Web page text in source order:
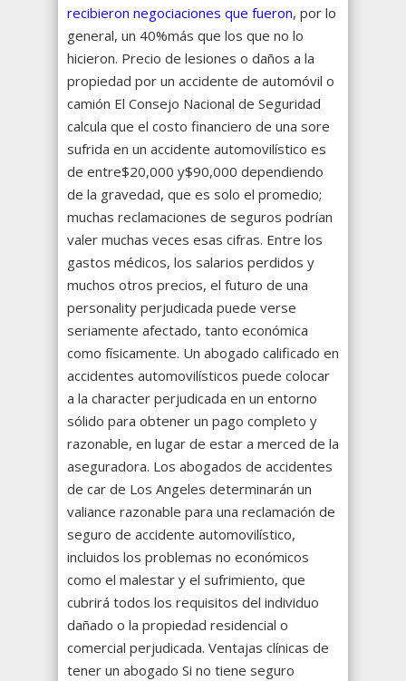
recibieron negociaciones que fueron, por lo
general, un 40%más que los que no lo
hicieron. Precio de lesiones o daños a la
propiedad por un accidente de automóvil o
camión El Consejo Nacional de Seguridad
calcula que el costo financiero de una sore
sufrida en un accidente automovilístico es
de entre$20,000 y$90,000 dependiendo
de la gravedad, que es solo el promedio;
muchas reclamaciones de seguros podrían
valer muchas veces esas cifras. Entre los
gastos médicos, los salarios perdidos y
muchos otros precios, el futuro de una
personality perjudicada puede verse
seriamente afectado, tanto económica
como físicamente. Un abogado calificado en
accidentes automovilísticos puede colocar
a la character perjudicada en un entorno
sólido para obtener un pago completo y
razonable, en lugar de estar a merced de la
aseguradora. Los abogados de accidentes
de car de Los Angeles determinarán un
valiance razonable para una reclamación de
seguro de accidente automovilístico,
incluidos los problemas no económicos
como el malestar y el sufrimiento, que
cubrirá todos los requisitos del individuo
dañado o la propiedad residencial o
comercial perjudicada. Ventajas clínicas de
tener un abogado Si no tiene seguro